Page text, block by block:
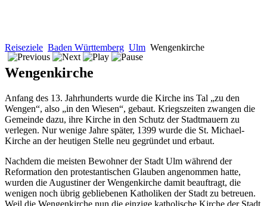
Reiseziele Baden Württemberg Ulm Wengenkirche
Wengenkirche
Anfang des 13. Jahrhunderts wurde die Kirche ins Tal „zu den
Wengen“, also „in den Wiesen“, gebaut. Kriegszeiten zwangen die
Gemeinde dazu, ihre Kirche in den Schutz der Stadtmauern zu
verlegen. Nur wenige Jahre später, 1399 wurde die St. Michael-
Kirche an der heutigen Stelle neu gegründet und erbaut.
Nachdem die meisten Bewohner der Stadt Ulm während der
Reformation den protestantischen Glauben angenommen hatte,
wurden die Augustiner der Wengenkirche damit beauftragt, die
wenigen noch übrig gebliebenen Katholiken der Stadt zu betreuen.
Weil die Wengenkirche nun die einzige katholische Kirche der Stadt